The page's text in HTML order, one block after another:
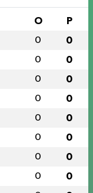
O P
0 0
0 0
0 0
0 0
0 0
0 0
0 0
0 0